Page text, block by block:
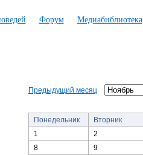
Форум Медиабиблиотека
Предыдущий месяц
Понедельник
Вторник
1
2
8
9